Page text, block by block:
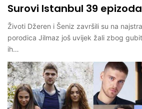
Surovi Istanbul 39 epizoda
Životi Džeren i Šeniz završili su na
porodica Jilmaz još uvijek žali zbog
ih…